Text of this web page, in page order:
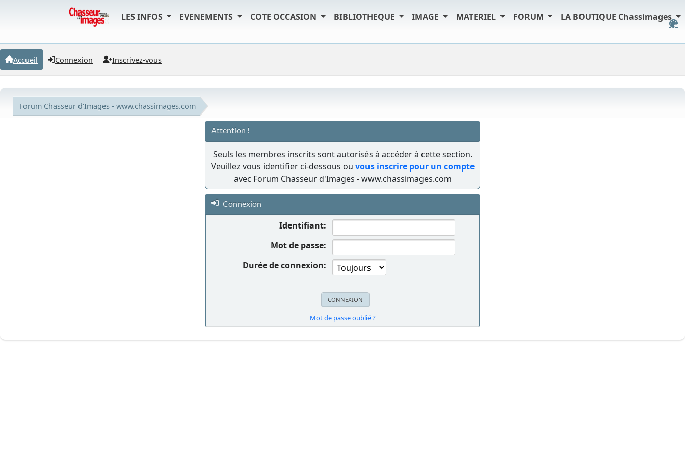
LES INFOS EVENEMENTS COTE OCCASION BIBLIOTHEQUE IMAGE MATERIEL FORUM LA BOUTIQUE Chassimages
Accueil Connexion Inscrivez-vous
Forum Chasseur d'Images - www.chassimages.com
Attention !
Seuls les membres inscrits sont autorisés à accéder à cette section.
Veuillez vous identifier ci-dessous ou vous inscrire pour un compte
avec Forum Chasseur d'Images - www.chassimages.com
Connexion
Identifiant:
Mot de passe:
Durée de connexion:
Mot de passe oublié ?